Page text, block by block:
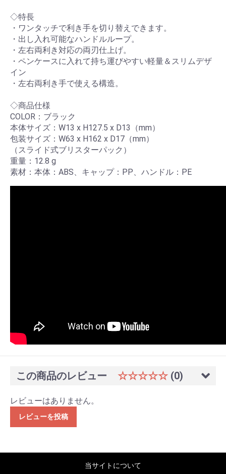
◇特長
・ワンタッチで利き手を切り替えできます。
・出し入れ可能なハンドルループ。
・左右両利き対応の両刃仕上げ。
・ペンケースに入れて持ち運びやすい軽量＆スリムデザ
イン
・左右両利き手で使える構造。
◇商品仕様
COLOR：ブラック
本体サイズ：W13 x H127.5 x D13（mm）
包装サイズ：W63 x H162 x D17（mm）
（スライド式ブリスターパック）
重量：12.8 g
素材：本体：ABS、キャップ：PP、ハンドル：PE
この商品のレビュー ☆☆☆☆☆ (0)
レビューはありません。
レビューを投稿
当サイトについて